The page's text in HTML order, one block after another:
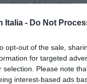
Italia - Do Not
opt-out of the sale,
for targeted
selection. Please note
interest-based ads
dal questore.
che, a
più
che non
"senza